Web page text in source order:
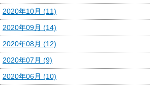
2020年10月 (11)
2020年09月 (14)
2020年08月 (12)
2020年07月 (9)
2020年06月 (10)